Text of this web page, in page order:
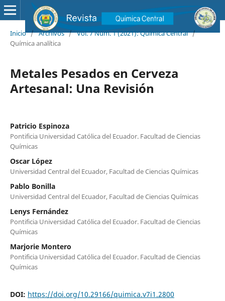
Inicio / Archivos / Vol. 7 Núm. 1 (2021): Química Central /
Química analítica
Metales Pesados en Cerveza
Artesanal: Una Revisión
Patricio Espinoza
Pontificia Universidad Católica del Ecuador. Facultad de Ciencias
Químicas
Oscar López
Universidad Central del Ecuador, Facultad de Ciencias Químicas
Pablo Bonilla
Universidad Central del Ecuador, Facultad de Ciencias Químicas
Lenys Fernández
Pontificia Universidad Católica del Ecuador. Facultad de Ciencias
Químicas
Marjorie Montero
Pontificia Universidad Católica del Ecuador. Facultad de Ciencias
Químicas
DOI: https://doi.org/10.29166/quimica.v7i1.2800